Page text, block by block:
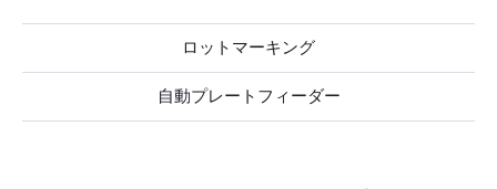
ロットマーキング
自動プレートフィーダー